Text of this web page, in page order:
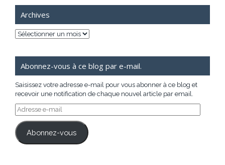
Archives
Archives
Abonnez-vous à ce blog par e-mail.
Saisissez votre adresse e-mail pour vous abonner à ce blog et
recevoir une notification de chaque nouvel article par email.
Adresse
e-
mail
Abonnez-vous